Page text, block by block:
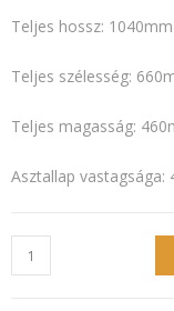
Teljes hossz: 1040mm
Teljes szélesség:
Teljes magasság:
Asztallap vastagsága: